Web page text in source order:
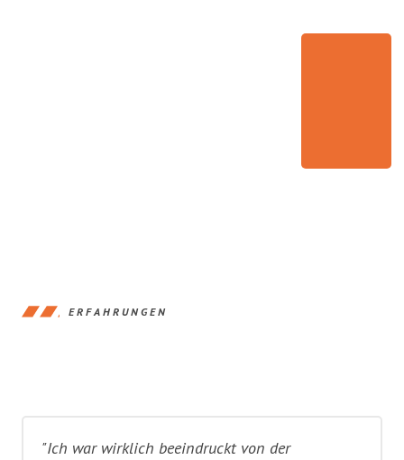
ERFAHRUNGEN
"Ich war wirklich beeindruckt von der